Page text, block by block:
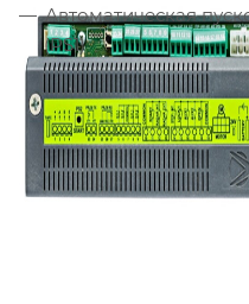
Автоматическая
(PS1)